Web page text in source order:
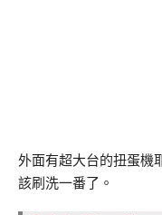
外面有超大台的扭蛋機
該刷洗一番了。